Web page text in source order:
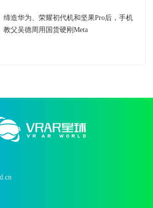
缔造华为、荣耀初代机和坚果Pro后，手机
教父吴德周用国货硬刚Meta